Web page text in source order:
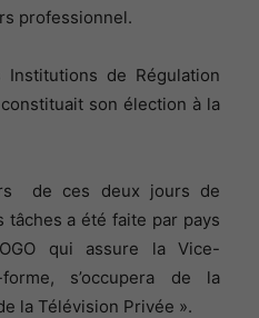
professionnel.
de Régulation
son élection à la
de ces deux jours de
a été faite par pays
qui assure la Vice-
s’occupera de la
la Télévision Privée ».